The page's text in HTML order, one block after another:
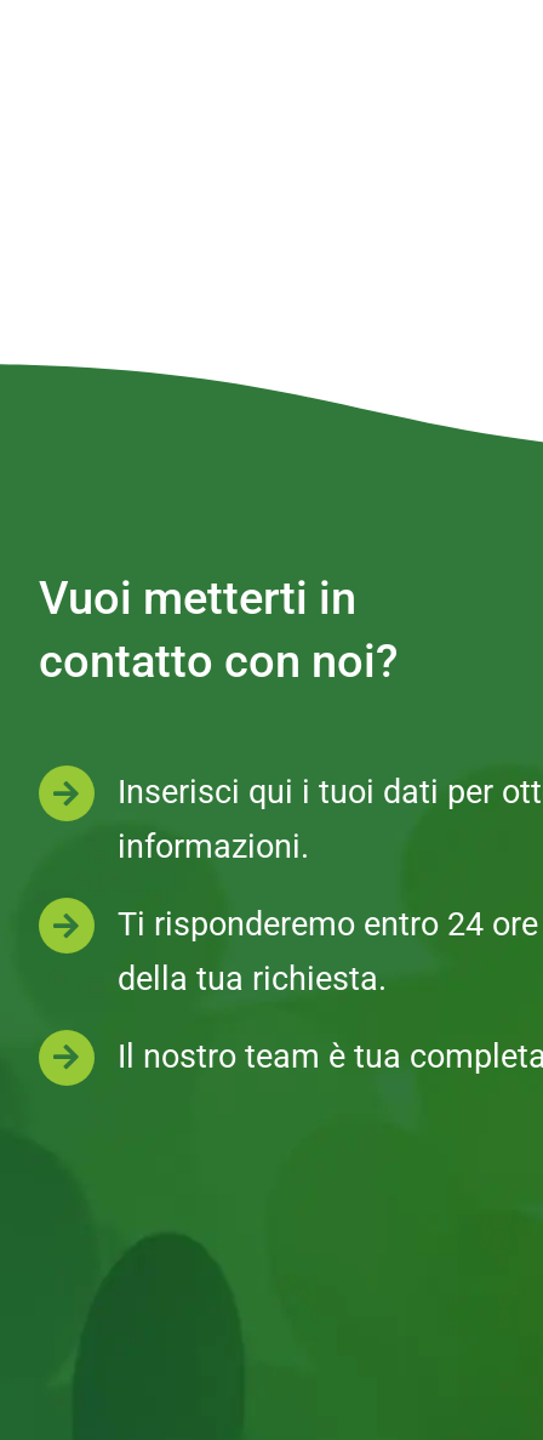
Vuoi metterti in
contatto con noi?
Inserisci qui i tuoi dati per
informazioni.
Ti risponderemo entro 24
della tua richiesta.
Il nostro team è tua